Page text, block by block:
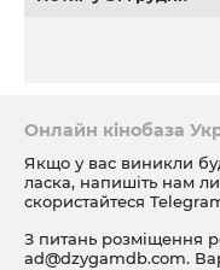
Онлайн кінобаза
Якщо у вас виникли
ласка, напишіть нам
скористайтеся
З питань розміщення
ad@dzygamdb.com.